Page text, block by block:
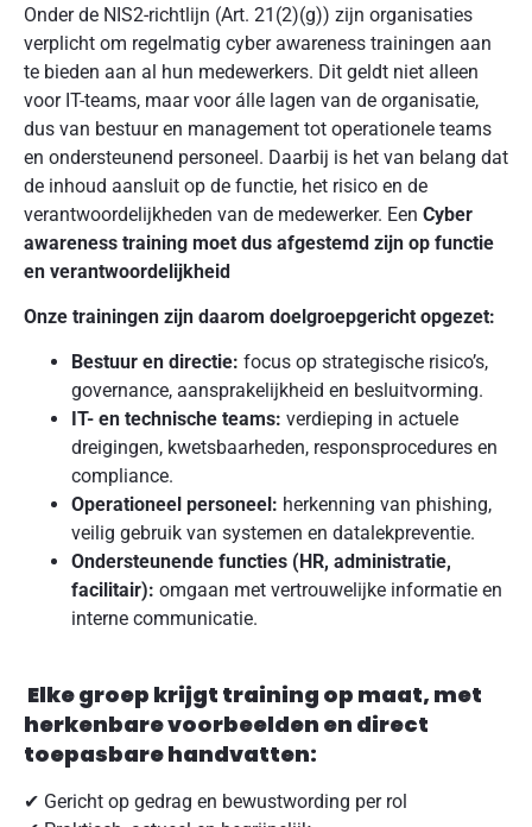
Onder de NIS2-richtlijn (Art. 21(2)(g)) zijn organisaties
verplicht om regelmatig cyber awareness trainingen aan
te bieden aan al hun medewerkers. Dit geldt niet alleen
voor IT-teams, maar voor álle lagen van de organisatie,
dus van bestuur en management tot operationele teams
en ondersteunend personeel. Daarbij is het van belang dat
de inhoud aansluit op de functie, het risico en de
verantwoordelijkheden van de medewerker. Een Cyber
awareness training moet dus afgestemd zijn op functie
en verantwoordelijkheid
Onze trainingen zijn daarom doelgroepgericht opgezet:
Bestuur en directie: focus op strategische risico’s,
governance, aansprakelijkheid en besluitvorming.
IT- en technische teams: verdieping in actuele
dreigingen, kwetsbaarheden, responsprocedures en
compliance.
Operationeel personeel: herkenning van phishing,
veilig gebruik van systemen en datalekpreventie.
Ondersteunende functies (HR, administratie,
facilitair): omgaan met vertrouwelijke informatie en
interne communicatie.
Elke groep krijgt training op maat, met
herkenbare voorbeelden en direct
toepasbare handvatten:
✔ Gericht op gedrag en bewustwording per rol